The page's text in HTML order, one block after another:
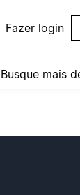
Fazer login